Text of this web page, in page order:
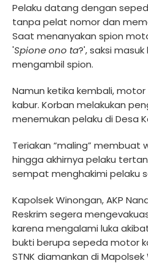
Pelaku datang dengan
tanpa pelat nomor dan
Saat menanyakan spion
'Spione ono ta?', saksi
mengambil spion.
Namun ketika kembali,
kabur. Korban melakukan
menemukan pelaku di Desa
Teriakan “maling” membuat
hingga akhirnya pelaku
sempat menghakimi pelaku
Kapolsek Winongan, AKP
Reskrim segera
karena mengalami luka
bukti berupa sepeda motor
STNK diamankan di Mapolsek